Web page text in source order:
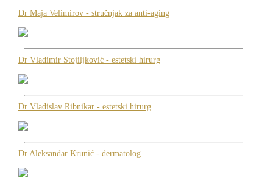
Dr Maja Velimirov - stručnjak za anti-aging
Dr Vladimir Stojiljković - estetski hirurg
Dr Vladislav Ribnikar - estetski hirurg
Dr Aleksandar Krunić - dermatolog